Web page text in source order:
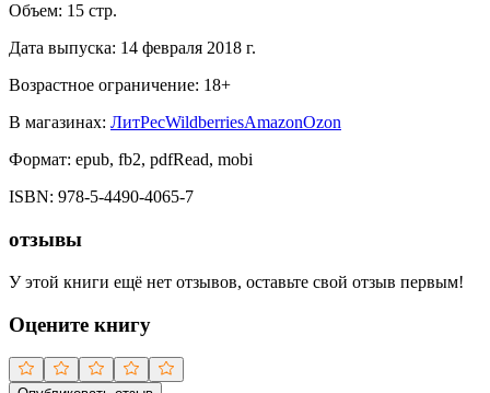
Объем: 15 стр.
Дата выпуска: 14 февраля 2018 г.
Возрастное ограничение: 18+
В магазинах: ЛитРесWildberriesAmazonOzon
Формат: epub, fb2, pdfRead, mobi
ISBN: 978-5-4490-4065-7
отзывы
У этой книги ещё нет отзывов, оставьте свой отзыв первым!
Оцените книгу